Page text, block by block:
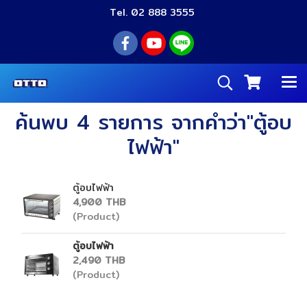
Tel. 02 888 3555
ค้นพบ 4 รายการ จากคำว่า"ตู้อบ
ไฟฟ้า"
ตู้อบไฟฟ้า
4,900 THB
(Product)
ตู้อบไฟฟ้า
2,490 THB
(Product)